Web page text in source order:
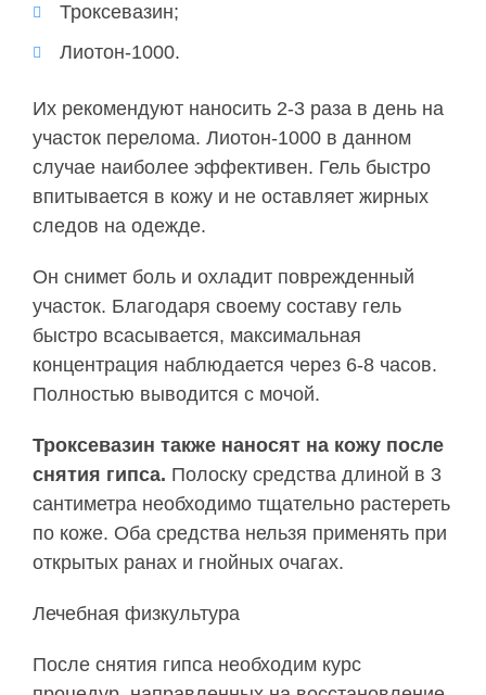
Троксевазин;
Лиотон-1000.
Их рекомендуют наносить 2-3 раза в день на
участок перелома. Лиотон-1000 в данном
случае наиболее эффективен. Гель быстро
впитывается в кожу и не оставляет жирных
следов на одежде.
Он снимет боль и охладит поврежденный
участок. Благодаря своему составу гель
быстро всасывается, максимальная
концентрация наблюдается через 6-8 часов.
Полностью выводится с мочой.
Троксевазин также наносят на кожу после
снятия гипса. Полоску средства длиной в 3
сантиметра необходимо тщательно растереть
по коже. Оба средства нельзя применять при
открытых ранах и гнойных очагах.
Лечебная физкультура
После снятия гипса необходим курс